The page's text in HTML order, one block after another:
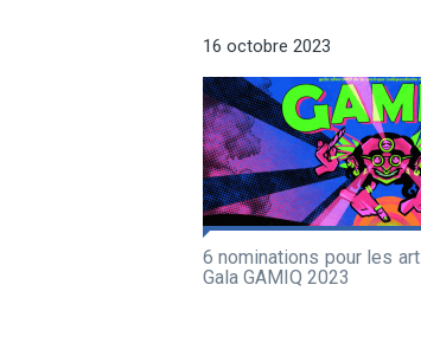
16 octobre 2023
6 nominations pour les
Gala GAMIQ 2023